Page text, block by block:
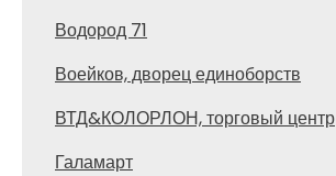
Водород 71
Воейков, дворец единоборств
ВТД&КОЛОРЛОН, торговый центр
Галамарт